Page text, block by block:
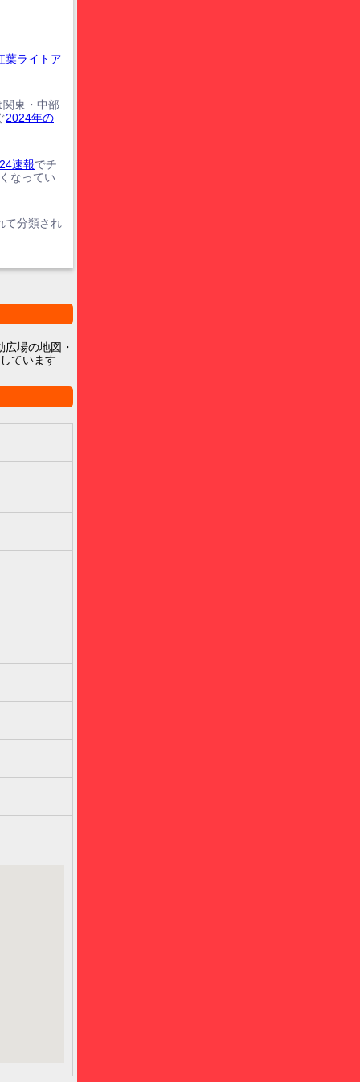
ライトア
東・中部
2024年の
速報でチ
なってい
て分類され
場の地図・
ています